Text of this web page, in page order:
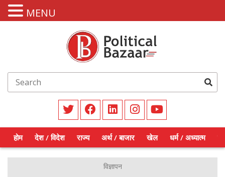
होम देश / विदेश राज्य अर्थ / बाजार खेल धर्म / अध्यात्म
MENU